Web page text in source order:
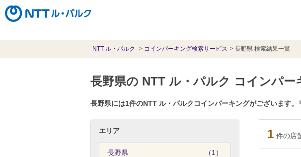
NTT ル・パルク コインパーキング検索サービス 長野県 検索結果一覧
長野県の NTT ル・パルク コインパ
長野県には1件のNTT ル・パルクコインパーキングがございます
エリア
長野県 （1）
1 件の店